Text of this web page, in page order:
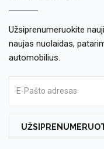
Užsiprenumeruokite
naujas nuolaidas,
automobilius.